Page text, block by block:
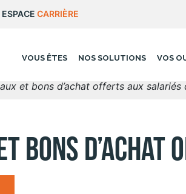
ESPACE CARRIÈRE
VOUS ÊTES NOS SOLUTIONS VOS
et bons d’achat offerts aux salariés
bons